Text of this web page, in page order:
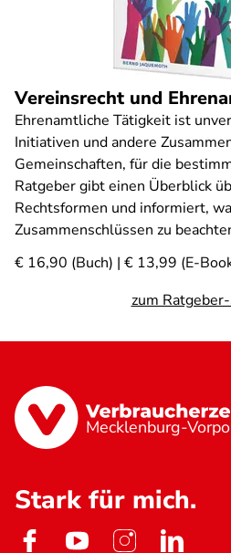
Vereinsrecht und
Ehrenamtliche Tätigkeit ist
Initiativen und andere
Gemeinschaften, für die
Ratgeber gibt einen Überblick
Rechtsformen und informiert,
Zusammenschlüssen zu
€ 16,90 (Buch) | € 13,99 (E-
zum
Mecklenburg-
Stark für mich.